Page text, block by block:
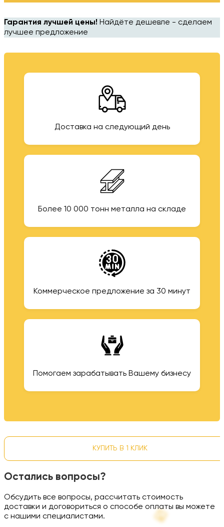
Гарантия лучшей цены! Найдёте дешевле - сделаем
лучшее предложение
Доставка на следующий день
Более 10 000 тонн металла на складе
Коммерческое предложение за 30 минут
Помогаем зарабатывать Вашему бизнесу
КУПИТЬ В 1 КЛИК
Остались вопросы?
Обсудить все вопросы, рассчитать стоимость
доставки и договориться о способе оплаты вы можете
с нашими специалистами.